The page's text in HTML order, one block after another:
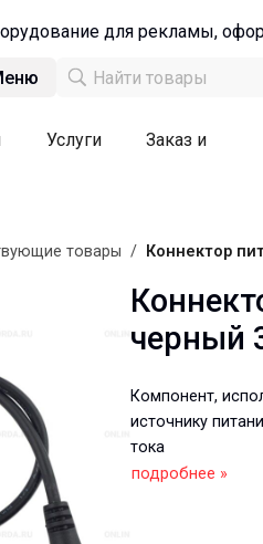
для рекламы,
Услуги
Заказ и
товары / Коннектор
черный
Компонент,
источнику
тока
подробнее »